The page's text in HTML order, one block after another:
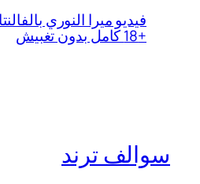
فيديو ميرا النوري
+18 كامل بدون تغبيش
سوالف ترند